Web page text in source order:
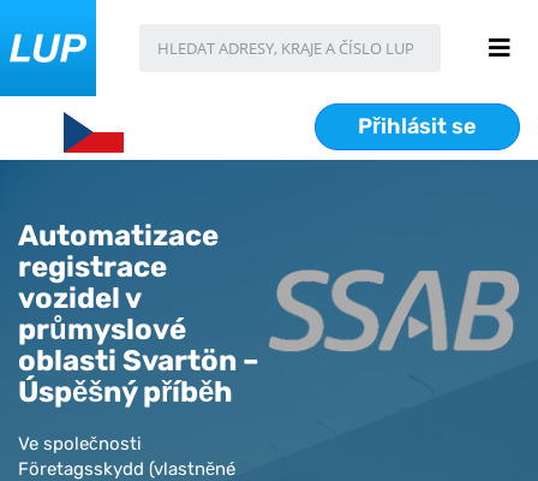
Přihlásit se
Automatizace
registrace
vozidel v
průmyslové
oblasti Svartön –
Úspěšný příběh
Ve společnosti
Företagsskydd (vlastněné